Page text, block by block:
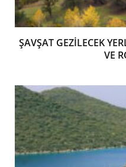
ŞAVŞAT GEZİLECEK
VE